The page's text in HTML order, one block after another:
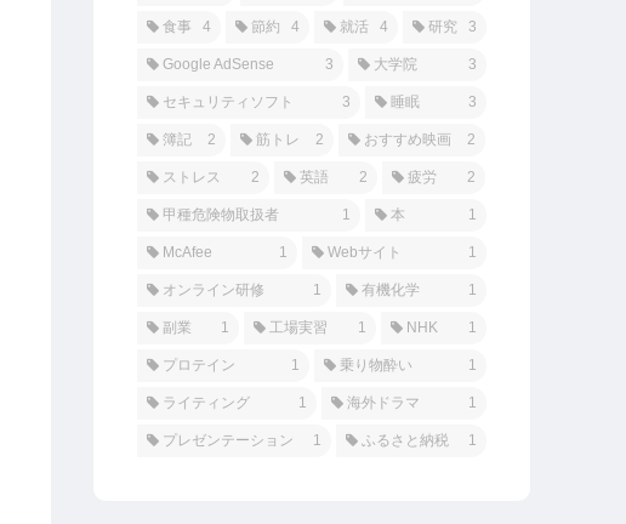
食事 4 節約 4 就活 4 研究 3
Google AdSense 3 大学院 3
セキュリティソフト 3 睡眠 3
簿記 2 筋トレ 2 おすすめ映画 2
ストレス 2 英語 2 疲労 2
甲種危険物取扱者 1 本 1
McAfee 1 Webサイト 1
オンライン研修 1 有機化学 1
副業 1 工場実習 1 NHK 1
プロテイン 1 乗り物酔い 1
ライティング 1 海外ドラマ 1
プレゼンテーション 1 ふるさと納税 1